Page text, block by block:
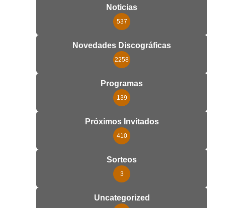
Noticias
537
Novedades Discográficas
2258
Programas
139
Próximos Invitados
410
Sorteos
3
Uncategorized